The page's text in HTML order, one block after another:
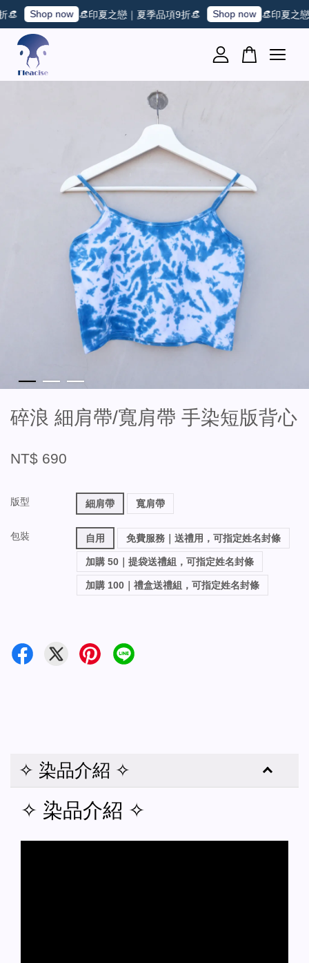
Shop now 👒印夏之戀｜夏季品項9折👒 Shop now 👒印夏之戀
碎浪 細肩帶/寬肩帶 手染短版背心
NT$ 690
版型 細肩帶 寬肩帶
包裝 自用 免費服務｜送禮用，可指定姓名封條
加購 50｜提袋送禮組，可指定姓名封條
加購 100｜禮盒送禮組，可指定姓名封條
✧ 染品介紹 ✧
✧ 染品介紹 ✧
您的購物車目前還是空的。
繼續購物